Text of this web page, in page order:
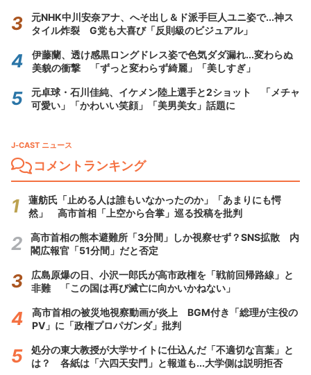
元NHK中川安奈アナ、へそ出し＆ド派手巨人ユニ姿で...神ス
タイル炸裂 G党も大喜び「反則級のビジュアル」
伊藤蘭、透け感黒ロングドレス姿で色気ダダ漏れ...変わらぬ
美貌の衝撃 「ずっと変わらず綺麗」「美しすぎ」
元卓球・石川佳純、イケメン陸上選手と2ショット 「メチャ
可愛い」「かわいい笑顔」「美男美女」話題に
J-CAST ニュース
コメントランキング
蓮舫氏「止める人は誰もいなかったのか」「あまりにも愕
然」 高市首相「上空から合掌」巡る投稿を批判
高市首相の熊本避難所「3分間」しか視察せず？SNS拡散 内
閣広報官「51分間」だと否定
広島原爆の日、小沢一郎氏が高市政権を「戦前回帰路線」と
非難 「この国は再び滅亡に向かいかねない」
高市首相の被災地視察動画が炎上 BGM付き「総理が主役の
PV」に「政権プロパガンダ」批判
処分の東大教授が大学サイトに仕込んだ「不適切な言葉」と
は？ 各紙は「六四天安門」と報道も...大学側は説明拒否